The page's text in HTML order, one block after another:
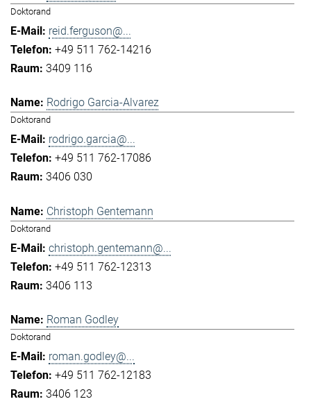
Doktorand
reid.ferguson@...
+49 511 762-14216
3409 116
Rodrigo Garcia-Alvarez
Doktorand
rodrigo.garcia@...
+49 511 762-17086
3406 030
Christoph Gentemann
Doktorand
christoph.gentemann@...
+49 511 762-12313
3406 113
Roman Godley
Doktorand
roman.godley@...
+49 511 762-12183
3406 123